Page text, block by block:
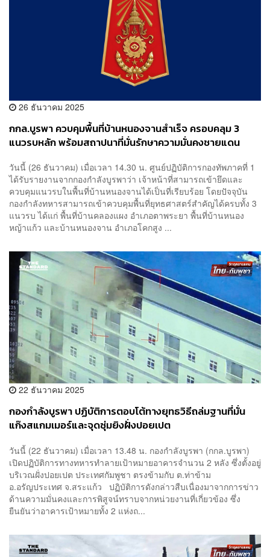
26 ธันวาคม 2025
กกล.บูรพา ควบคุมพื้นที่บ้านหนองจานสำเร็จ ครอบคลุม 3
แนวรบหลัก พร้อมสถาปนาที่มั่นรักษาความมั่นคงชายแดน
วันนี้ (26 ธันวาคม) เมื่อเวลา 14.30 น. ศูนย์ปฏิบัติการกองทัพภาคที่ 1
ได้รับรายงานจากกองกำลังบูรพาว่า เจ้าหน้าที่สามารถเข้ายึดและ
ควบคุมแนวรบในพื้นที่บ้านหนองจานได้เป็นที่เรียบร้อย โดยปัจจุบัน
กองกำลังทหารสามารถเข้าควบคุมพื้นที่ยุทธศาสตร์สำคัญได้ครบทั้ง 3
แนวรบ ได้แก่ พื้นที่บ้านคลองแผง อำเภอตาพระยา พื้นที่บ้านหนอง
หญ้าแก้ว และบ้านหนองจาน อำเภอโคกสูง ...
22 ธันวาคม 2025
กองกำลังบูรพา ปฏิบัติการตอบโต้ทางยุทธวิธีถล่มฐานที่มั่น
แก๊งสแกมเมอร์และจุดซุ่มยิงฝั่งปอยเปต
วันนี้ (22 ธันวาคม) เมื่อเวลา 13.48 น. กองกำลังบูรพา (กกล.บูรพา)
เปิดปฏิบัติการทางทหารทำลายเป้าหมายอาคารจำนวน 2 หลัง ซึ่งตั้งอยู่
บริเวณฝั่งปอยเปต ประเทศกัมพูชา ตรงข้ามกับ ต.ท่าข้าม
อ.อรัญประเทศ จ.สระแก้ว ปฏิบัติการดังกล่าวสืบเนื่องมาจากการข่าว
ด้านความมั่นคงและการพิสูจน์ทราบจากหน่วยงานที่เกี่ยวข้อง ซึ่ง
ยืนยันว่าอาคารเป้าหมายทั้ง 2 แห่งถ...